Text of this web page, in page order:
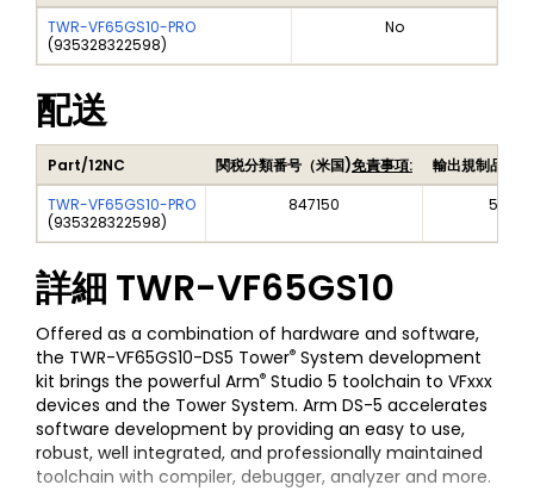
TWR-VF65GS10-PRO
(935328322598)
No
配送
Part/12NC 関税分類番号（米国)免責事項:
輸出規制品目
TWR-VF65GS10-PRO
(935328322598)
847150
詳細 TWR-VF65GS10
Offered as a combination of hardware and software,
the TWR-VF65GS10-DS5 Tower® System development
kit brings the powerful Arm® Studio 5 toolchain to VFxxx
devices and the Tower System. Arm DS-5 accelerates
software development by providing an easy to use,
robust, well integrated, and professionally maintained
toolchain with compiler, debugger, analyzer and more.